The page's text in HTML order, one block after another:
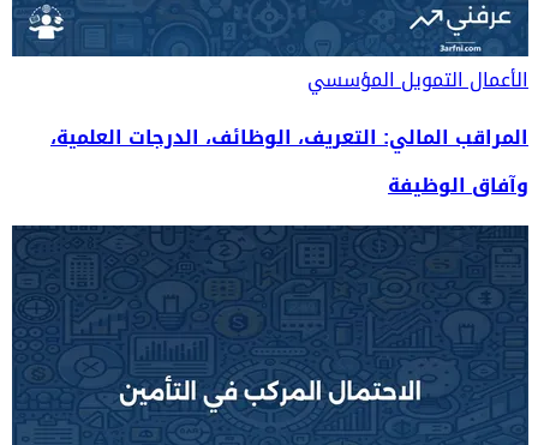
الأعمالالتمويل المؤسسي
المراقب المالي: التعريف، الوظائف، الدرجات العلمية،
وآفاق الوظيفة